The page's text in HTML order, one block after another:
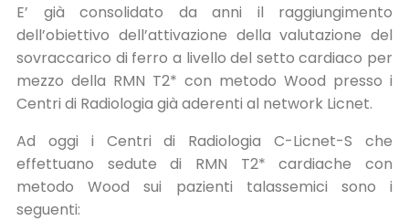
E’ già consolidato da anni il raggiungimento
dell’obiettivo dell’attivazione della valutazione del
sovraccarico di ferro a livello del setto cardiaco per
mezzo della RMN T2* con metodo Wood presso i
Centri di Radiologia già aderenti al network Licnet.
Ad oggi i Centri di Radiologia C-Licnet-S che
effettuano sedute di RMN T2* cardiache con
metodo Wood sui pazienti talassemici sono i
seguenti: